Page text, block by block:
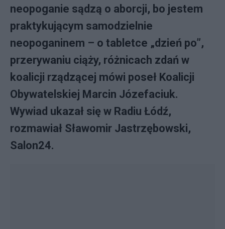
neopoganie sądzą o aborcji, bo jestem
praktykującym samodzielnie
neopoganinem – o tabletce „dzień po”,
przerywaniu ciąży, różnicach zdań w
koalicji rządzącej mówi poseł Koalicji
Obywatelskiej Marcin Józefaciuk.
Wywiad ukazał się w Radiu Łódź,
rozmawiał Sławomir Jastrzębowski,
Salon24.